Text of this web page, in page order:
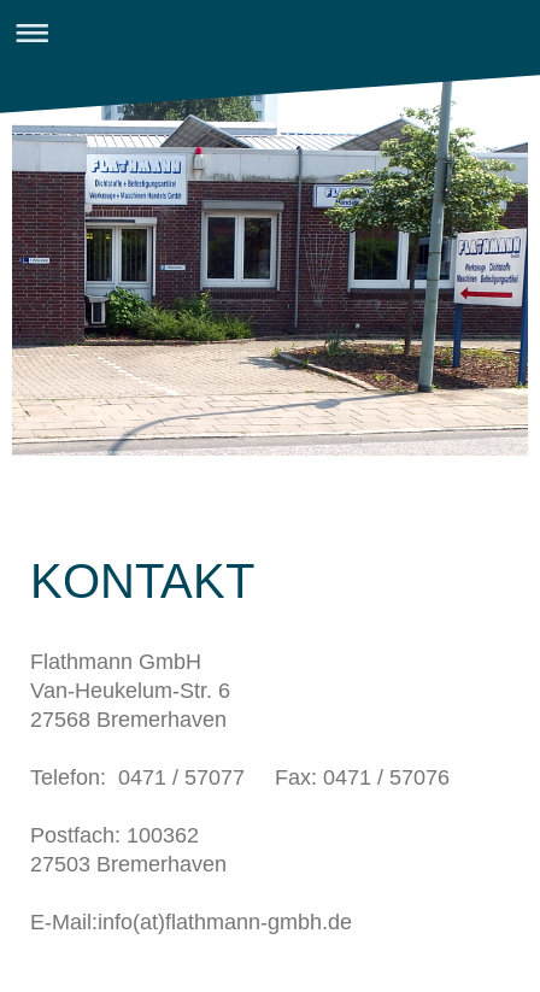
KONTAKT
Flathmann GmbH
Van-Heukelum-Str. 6
27568 Bremerhaven
Telefon: 0471 / 57077 Fax: 0471 / 57076
Postfach: 100362
27503 Bremerhaven
E-Mail:info(at)flathmann-gmbh.de